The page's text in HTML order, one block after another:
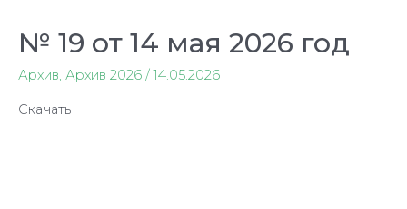
№ 19 от 14 мая 2026 год
Архив, Архив 2026 /14.05.2026
Скачать